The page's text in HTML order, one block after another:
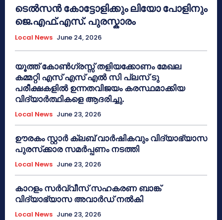
ടെൽസൻ കോട്ടോളിക്കും ലിയോ പോളിനും
ജെ.എഫ്.എസ്. പുരസ്കാരം
Local News June 24, 2026
യൂത്ത് കോൺഗ്രസ്സ് തളിയക്കോണം മേഖല
കമ്മറ്റി എസ് എസ് എൽ സി പ്ലസ് ടു
പരീക്ഷകളിൽ ഉന്നതവിജയം കരസ്ഥമാക്കിയ
വിദ്യാർത്ഥികളെ ആദരിച്ചു.
Local News June 23, 2026
ഊരകം സ്റ്റാർ ക്ലബ് വാർഷികവും വിദ്യാഭ്യാസ
പുരസ്‌ക്കാര സമർപ്പണം നടത്തി
Local News June 23, 2026
കാറളം സർവ്വീസ് സഹകരണ ബാങ്ക്
വിദ്യാഭ്യാസ അവാർഡ് നൽകി
Local News June 23, 2026